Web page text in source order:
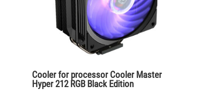
Cooler for processor Cooler Master
Hyper 212 RGB Black Edition